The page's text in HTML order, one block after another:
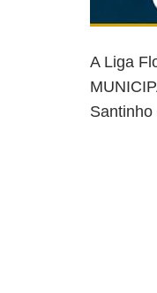
A Liga